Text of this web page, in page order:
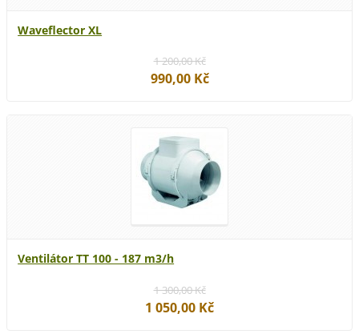
Waveflector XL
1 200,00 Kč
990,00 Kč
Ventilátor TT 100 - 187 m3/h
1 300,00 Kč
1 050,00 Kč